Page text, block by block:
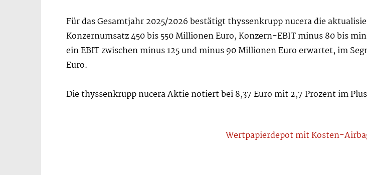
Für das Gesamtjahr 2025/2026 bestätigt thyssenkrupp nucera die
Konzernumsatz 450 bis 550 Millionen Euro, Konzern-EBIT minus 80 bis
ein EBIT zwischen minus 125 und minus 90 Millionen Euro erwartet, im
Euro.
Die thyssenkrupp nucera Aktie notiert bei 8,37 Euro mit 2,7 Prozent im
Wertpapierdepot mit Kosten-